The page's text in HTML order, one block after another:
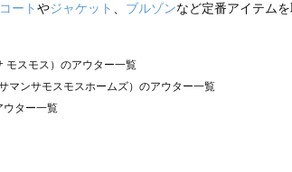
コートやジャケット 、 ブルゾンなど定番アイテム
モスモス）のアウター一覧
マンサモスモスホームズ）のアウター一覧
ウター一覧
（ツハルバイサマンサモスモス）のアウター一覧